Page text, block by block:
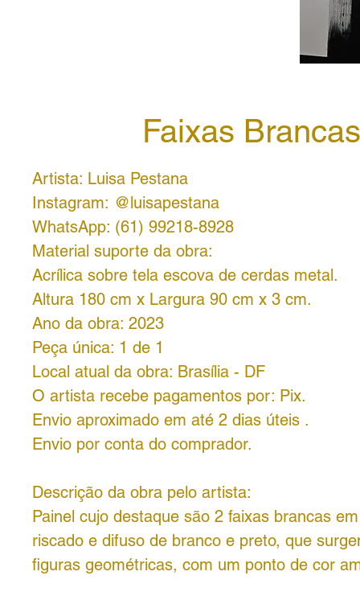
Faixas
Artista: Luisa Pestana
Instagram: @luisapestana
WhatsApp: (61) 99218-8928
Material suporte da obra:
Acrílica sobre tela escova de cerdas metal.
Altura 180 cm x Largura 90 cm x 3 cm.
Ano da obra: 2023
Peça única: 1 de 1
Local atual da obra: Brasília - DF
O artista recebe pagamentos por: Pix.
Envio aproximado em até 2 dias úteis .
Envio por conta do comprador.
Descrição da obra pelo artista:
Painel cujo destaque são 2 faixas brancas
riscado e difuso de branco e preto, que
figuras geométricas, com um ponto de cor